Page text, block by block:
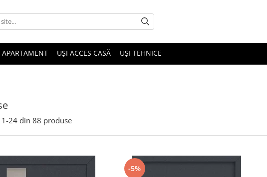
APARTAMENT UȘI ACCES CASĂ UȘI TEHNICE
1-24 din 88 produse
-5%